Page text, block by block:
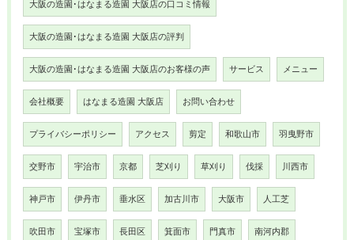
大阪の造園･はなまる造園 大阪店の口コミ情報
大阪の造園･はなまる造園 大阪店の評判
大阪の造園･はなまる造園 大阪店のお客様の声 サービス メニュー
会社概要 はなまる造園 大阪店 お問い合わせ
プライバシーポリシー アクセス 剪定 和歌山市 羽曳野市
交野市 宇治市 京都 芝刈り 草刈り 伐採 川西市
神戸市 伊丹市 垂水区 加古川市 大阪市 人工芝
吹田市 宝塚市 長田区 箕面市 門真市 南河内郡